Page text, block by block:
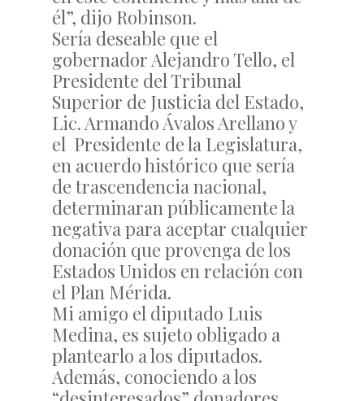
él”, dijo Robinson.
Sería deseable que el
gobernador Alejandro Tello, el
Presidente del Tribunal
Superior de Justicia del Estado,
Lic. Armando Ávalos Arellano y
el Presidente de la Legislatura,
en acuerdo histórico que sería
de trascendencia nacional,
determinaran públicamente la
negativa para aceptar cualquier
donación que provenga de los
Estados Unidos en relación con
el Plan Mérida.
Mi amigo el diputado Luis
Medina, es sujeto obligado a
plantearlo a los diputados.
Además, conociendo a los